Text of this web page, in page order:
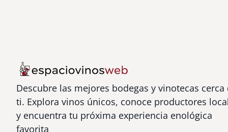
Descubre las mejores bodegas y vinotecas cerca
ti. Explora vinos únicos, conoce productores
y encuentra tu próxima experiencia enológica
favorita